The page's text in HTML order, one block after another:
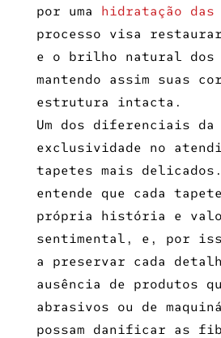
por uma hidratação
processo visa
e o brilho natural dos
mantendo assim suas
estrutura intacta.
Um dos diferenciais da
exclusividade no
tapetes mais delicados.
entende que cada
própria história e
sentimental, e, por
a preservar cada
ausência de produtos
abrasivos ou de
possam danificar as